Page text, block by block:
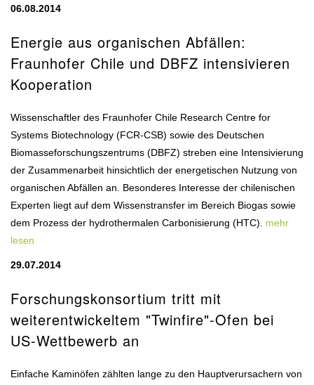
06.08.2014
Energie aus organischen Abfällen:
Fraunhofer Chile und DBFZ intensivieren
Kooperation
Wissenschaftler des Fraunhofer Chile Research Centre for
Systems Biotechnology (FCR-CSB) sowie des Deutschen
Biomasseforschungszentrums (DBFZ) streben eine Intensivierung
der Zusammenarbeit hinsichtlich der energetischen Nutzung von
organischen Abfällen an. Besonderes Interesse der chilenischen
Experten liegt auf dem Wissenstransfer im Bereich Biogas sowie
dem Prozess der hydrothermalen Carbonisierung (HTC). mehr
lesen
29.07.2014
Forschungskonsortium tritt mit
weiterentwickeltem "Twinfire"-Ofen bei
US-Wettbewerb an
Einfache Kaminöfen zählten lange zu den Hauptverursachern von